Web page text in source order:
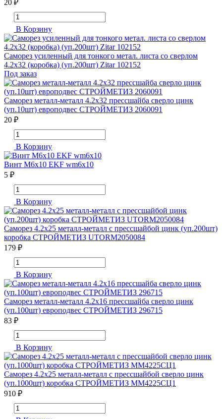
20 ₽
В Корзину
Саморез усиленный для тонкого метал. листа со сверлом
4.2х32 (коробка) (уп.200шт) Zitar 102152
Под заказ
Саморез металл-металл 4.2х32 прессшайба сверло цинк
(уп.10шт) европодвес СТРОЙМЕТИЗ 2060091
20 ₽
В Корзину
Винт М6х10 EKF wm6x10
5 ₽
В Корзину
Саморез 4.2х25 металл-металл с прессшайбой цинк (уп.200шт)
коробка СТРОЙМЕТИЗ UTORM2050084
179 ₽
В Корзину
Саморез металл-металл 4.2х16 прессшайба сверло цинк
(уп.100шт) европодвес СТРОЙМЕТИЗ 296715
83 ₽
В Корзину
Саморез 4.2х25 металл-металл с прессшайбой сверло цинк
(уп.1000шт) коробка СТРОЙМЕТИЗ ММ4225СЦ1
910 ₽